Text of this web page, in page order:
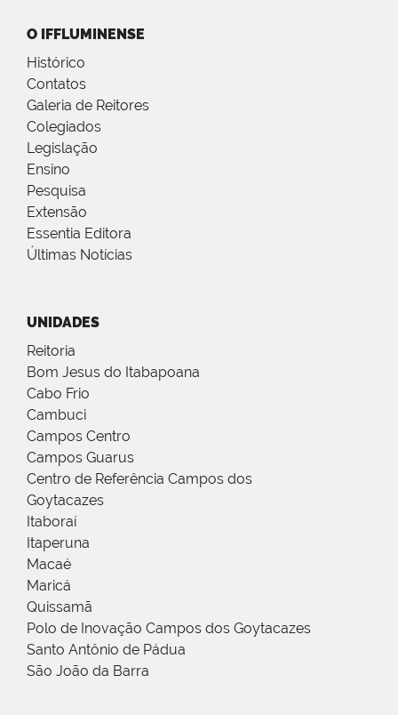
O IFFLUMINENSE
Histórico
Contatos
Galeria de Reitores
Colegiados
Legislação
Ensino
Pesquisa
Extensão
Essentia Editora
Últimas Notícias
UNIDADES
Reitoria
Bom Jesus do Itabapoana
Cabo Frio
Cambuci
Campos Centro
Campos Guarus
Centro de Referência Campos dos
Goytacazes
Itaboraí
Itaperuna
Macaé
Maricá
Quissamã
Polo de Inovação Campos dos Goytacazes
Santo Antônio de Pádua
São João da Barra